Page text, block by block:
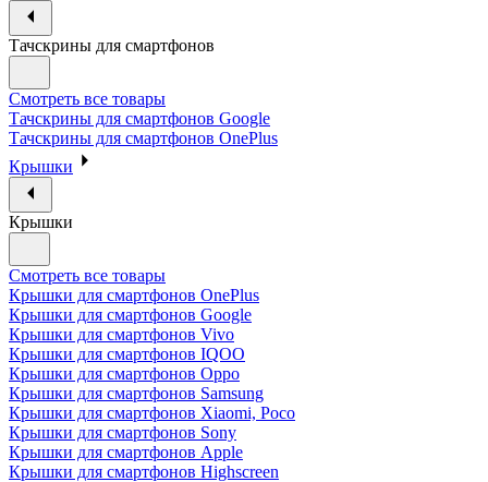
Тачскрины для смартфонов
Смотреть все товары
Тачскрины для смартфонов Google
Тачскрины для смартфонов OnePlus
Крышки
Крышки
Смотреть все товары
Крышки для смартфонов OnePlus
Крышки для смартфонов Google
Крышки для смартфонов Vivo
Крышки для смартфонов IQOO
Крышки для смартфонов Oppo
Крышки для смартфонов Samsung
Крышки для смартфонов Xiaomi, Poco
Крышки для смартфонов Sony
Крышки для смартфонов Apple
Крышки для смартфонов Highscreen